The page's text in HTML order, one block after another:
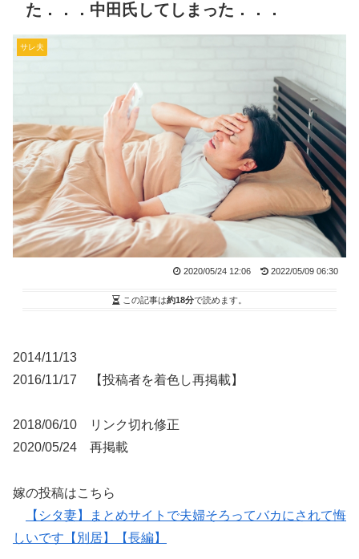
た．．．中田氏してしまった．．．
サレ夫
2020/05/24 12:06 2022/05/09 06:30
この記事は約18分で読めます。
2014/11/13
2016/11/17 【投稿者を着色し再掲載】
2018/06/10 リンク切れ修正
2020/05/24 再掲載
嫁の投稿はこちら
【シタ妻】まとめサイトで夫婦そろってバカにされて悔
しいです【別居】【長編】